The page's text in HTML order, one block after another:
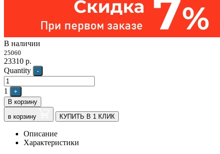
В наличии
25060
23310 р.
Quantity
-
1
+
В корзину
в корзину
КУПИТЬ В 1 КЛИК
Описание
Характеристики